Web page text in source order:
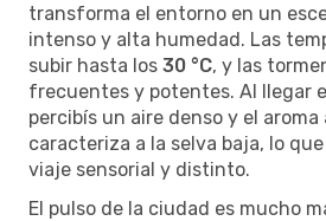
transforma el entorno en un
intenso y alta humedad. Las
subir hasta los 30 °C, y las
frecuentes y potentes. Al llegar
percibís un aire denso y el
caracteriza a la selva baja, lo
viaje sensorial y distinto.
El pulso de la ciudad es mucho